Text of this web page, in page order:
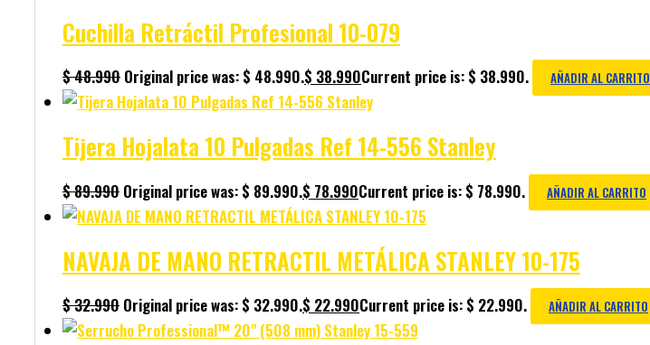
Cuchilla Retráctil Profesional 10-079
$48.990 Original price was: $ 48.990.$ 38.990Current price is: $ 38.990. AÑADIR AL CARRITO
Tijera Hojalata 10 Pulgadas Ref 14-556 Stanley
$89.990 Original price was: $ 89.990.$ 78.990Current price is: $ 78.990. AÑADIR AL CARRITO
NAVAJA DE MANO RETRACTIL METÁLICA STANLEY 10-175
$32.990 Original price was: $ 32.990.$ 22.990Current price is: $ 22.990. AÑADIR AL CARRITO